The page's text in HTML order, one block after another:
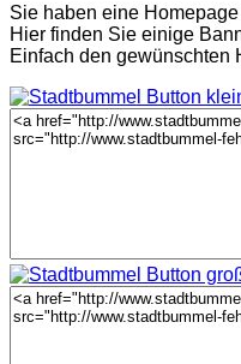
Sie haben eine
Hier finden Sie einige
Einfach den gewünschten